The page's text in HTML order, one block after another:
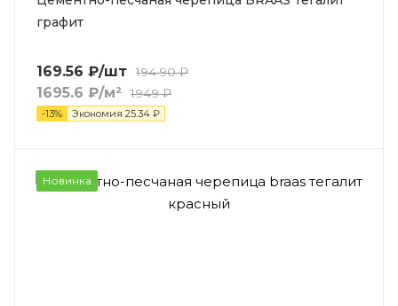
графит
169.56 ₽/шт 194.90₽
1695.6 ₽/м² 1949 ₽
-13% Экономия 25.34 ₽
Новинка